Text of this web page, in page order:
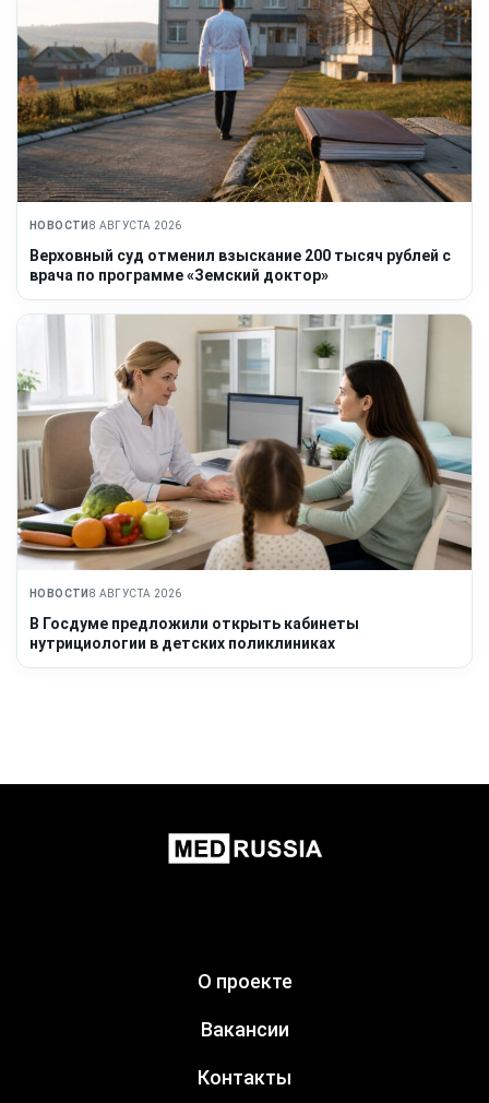
НОВОСТИ 8 АВГУСТА 2026
Верховный суд отменил взыскание 200 тысяч рублей с
врача по программе «Земский доктор»
НОВОСТИ 8 АВГУСТА 2026
В Госдуме предложили открыть кабинеты
нутрициологии в детских поликлиниках
О проекте
Вакансии
Контакты